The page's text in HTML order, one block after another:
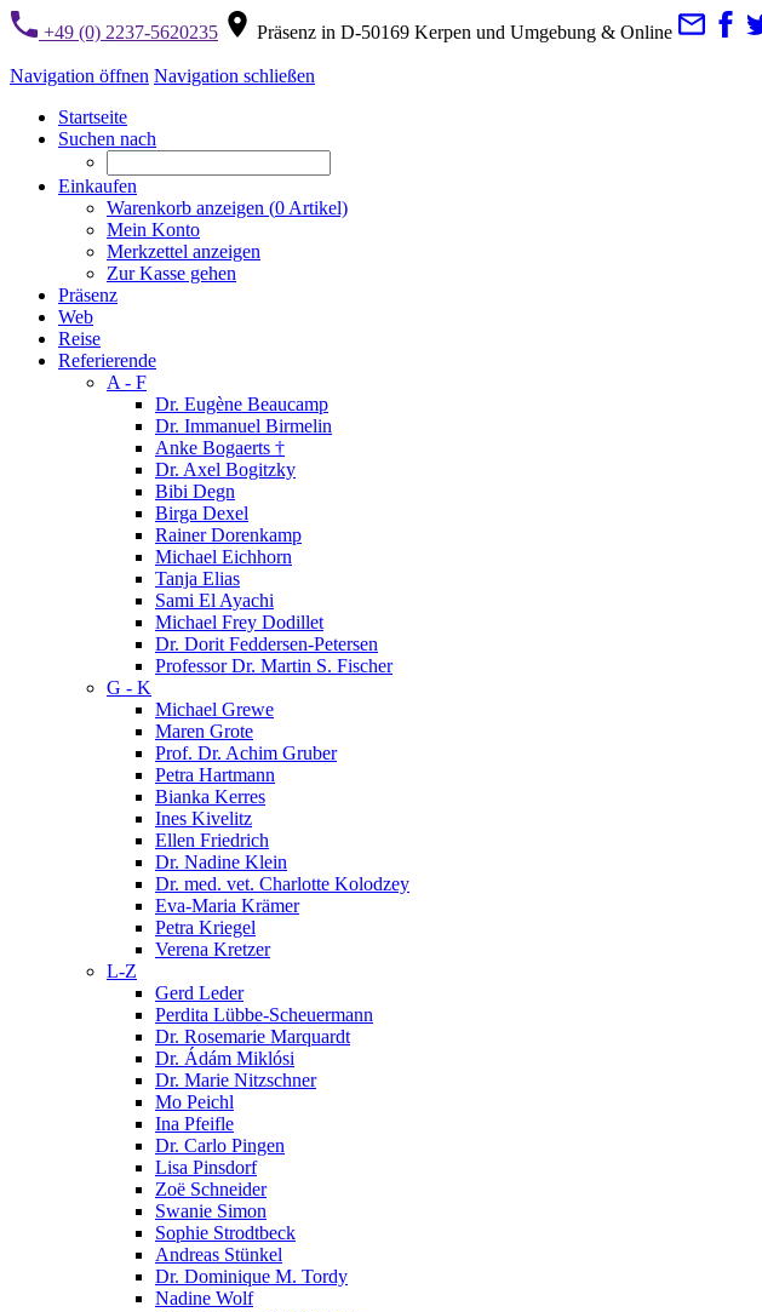
+49 (0) 2237-5620235 Präsenz in D-50169 Kerpen und Umgebung & Online
Navigation öffnen Navigation schließen
Startseite
Suchen nach
Einkaufen
Warenkorb anzeigen (0 Artikel)
Mein Konto
Merkzettel anzeigen
Zur Kasse gehen
Präsenz
Web
Reise
Referierende
A - F
Dr. Eugène Beaucamp
Dr. Immanuel Birmelin
Anke Bogaerts †
Dr. Axel Bogitzky
Bibi Degn
Birga Dexel
Rainer Dorenkamp
Michael Eichhorn
Tanja Elias
Sami El Ayachi
Michael Frey Dodillet
Dr. Dorit Feddersen-Petersen
Professor Dr. Martin S. Fischer
G - K
Michael Grewe
Maren Grote
Prof. Dr. Achim Gruber
Petra Hartmann
Bianka Kerres
Ines Kivelitz
Ellen Friedrich
Dr. Nadine Klein
Dr. med. vet. Charlotte Kolodzey
Eva-Maria Krämer
Petra Kriegel
Verena Kretzer
L-Z
Gerd Leder
Perdita Lübbe-Scheuermann
Dr. Rosemarie Marquardt
Dr. Ádám Miklósi
Dr. Marie Nitzschner
Mo Peichl
Ina Pfeifle
Dr. Carlo Pingen
Lisa Pinsdorf
Zoë Schneider
Swanie Simon
Sophie Strodtbeck
Andreas Stünkel
Dr. Dominique M. Tordy
Nadine Wolf